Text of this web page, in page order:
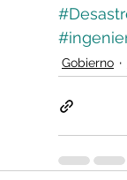
Gobierno